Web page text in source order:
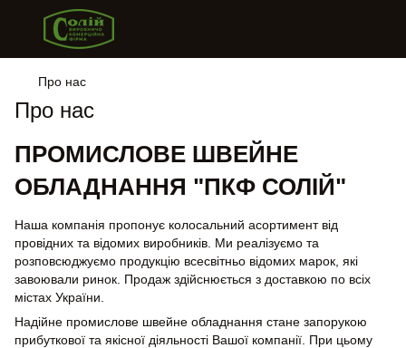
Про нас
Про нас
ПРОМИСЛОВЕ ШВЕЙНЕ
ОБЛАДНАННЯ "ПКФ СОЛІЙ"
Наша компанія пропонує колосальний асортимент від
провідних та відомих виробників. Ми реалізуємо та
розповсюджуємо продукцію всесвітньо відомих марок, які
завоювали ринок. Продаж здійснюється з доставкою по всіх
містах України.
Надійне промислове швейне обладнання стане запорукою
прибуткової та якісної діяльності Вашої компанії. При цьому